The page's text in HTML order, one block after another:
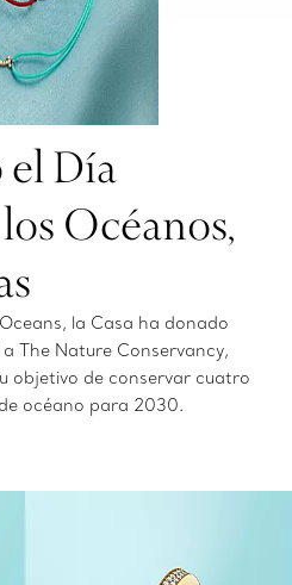
Día
Océanos,
la Casa ha donado
The Nature Conservancy,
objetivo de conservar cuatro
océano para 2030.